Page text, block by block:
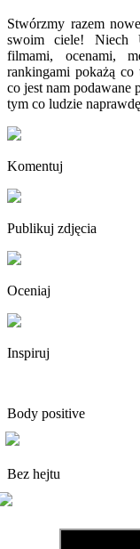
Stwórzmy razem
swoim ciele! Niech
filmami, ocenami,
rankingami pokażą
co jest nam podawane
tym co ludzie
Komentuj
Publikuj zdjęcia
Oceniaj
Inspiruj
Body positive
Bez hejtu